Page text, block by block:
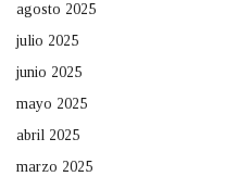
agosto 2025
julio 2025
junio 2025
mayo 2025
abril 2025
marzo 2025